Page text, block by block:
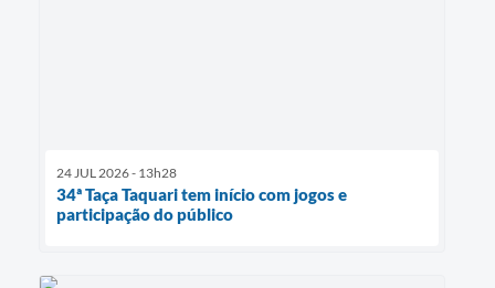
24 JUL 2026 - 13h28
34ª Taça Taquari tem início com jogos e
participação do público